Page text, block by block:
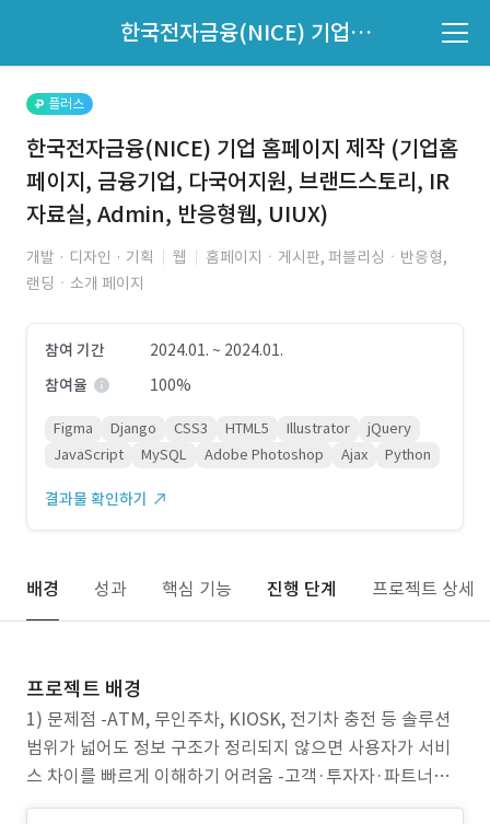
한국전자금융(NICE) 기업 홈페이지 제작 (기업홈페이지, 금융기업, 다국어지원, 브랜드스토리, IR자료실, Admin, 반응형웹, UIUX)
지원자 목록 바로가기
플러스
한국전자금융(NICE) 기업 홈페이지 제작 (기업홈
페이지, 금융기업, 다국어지원, 브랜드스토리, IR
자료실, Admin, 반응형웹, UIUX)
개발 · 디자인 · 기획 웹
홈페이지ㆍ게시판, 퍼블리싱ㆍ반응형,
랜딩ㆍ소개 페이지
참여 기간
2024.01. ~ 2024.01.
참여율
100%
Figma Django CSS3 HTML5 Illustrator
jQuery
JavaScript
MySQL Adobe Photoshop Ajax Python
결과물 확인하기
배경 성과 핵심 기능 진행 단계 프로젝트 상세
프로젝트 배경
1) 문제점 -ATM, 무인주차, KIOSK, 전기차 충전 등 솔루션
범위가 넓어도 정보 구조가 정리되지 않으면 사용자가 서비
스 차이를 빠르게 이해하기 어려움 -고객·투자자·파트너가
각자 필요한 정보를 찾기 힘들면 문의/검토 시간이 길어지고